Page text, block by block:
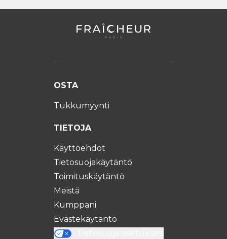
OSTA
Tukkumyynti
TIETOJA
Käyttöehdot
Tietosuojakäytäntö
Toimituskäytäntö
Meistä
Kumppani
Evästekäytäntö